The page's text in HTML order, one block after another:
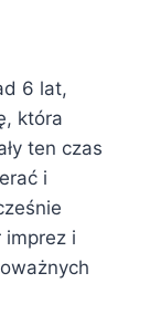
6 lat,
która
ten czas
i
imprez i